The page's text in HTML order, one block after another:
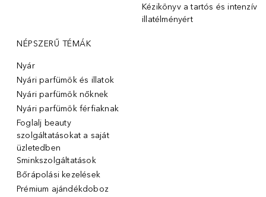
Kézikönyv a tartós és intenzív
illatélményért
NÉPSZERŰ TÉMÁK
Nyár
Nyári parfümök és illatok
Nyári parfümök nőknek
Nyári parfümök férfiaknak
Foglalj beauty
szolgáltatásokat a saját
üzletedben
Sminkszolgáltatások
Bőrápolási kezelések
Prémium ajándékdoboz